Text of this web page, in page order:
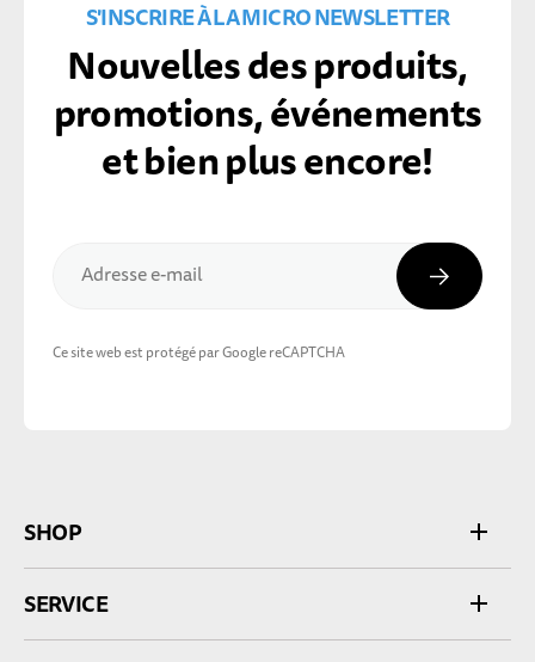
Adresse e-mail
Ce site web est protégé par Google reCAPTCHA
S'INSCRIRE À LA MICRO NEWSLETTER
Nouvelles des produits,
promotions, événements
et bien plus encore!
SHOP
SERVICE